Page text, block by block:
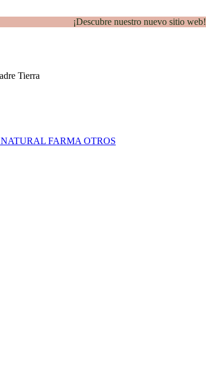
¡Descubre nuestro nuevo sitio web!
NATURAL FARMA OTROS